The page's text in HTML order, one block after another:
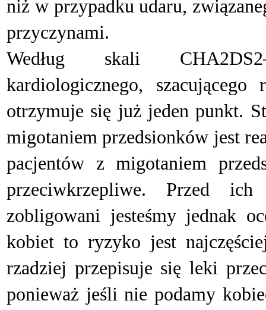
niż w przypadku udaru,
przyczynami.
Według skali
kardiologicznego,
otrzymuje się już jeden punkt.
migotaniem przedsionków jest
pacjentów z migotaniem
przeciwkrzepliwe. Przed
zobligowani jesteśmy jednak
kobiet to ryzyko jest
rzadziej przepisuje się leki
ponieważ jeśli nie podamy